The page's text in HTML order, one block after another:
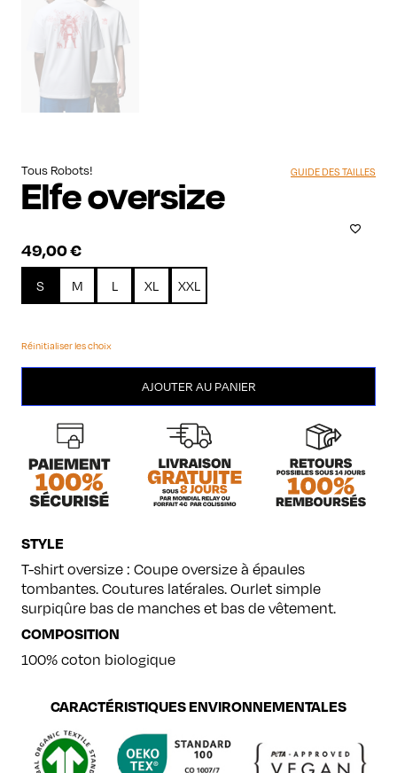
Tous Robots!
Elfe oversize
49,00€
GUIDE DES TAILLES
S M L XL XXL
Réinitialiser les choix
oversize
AJOUTER AU PANIER
STYLE
T-shirt oversize : Coupe oversize à épaules
tombantes. Coutures latérales. Ourlet simple
surpiqûre bas de manches et bas de vêtement.
COMPOSITION
100% coton biologique
CARACTÉRISTIQUES ENVIRONNEMENTALES